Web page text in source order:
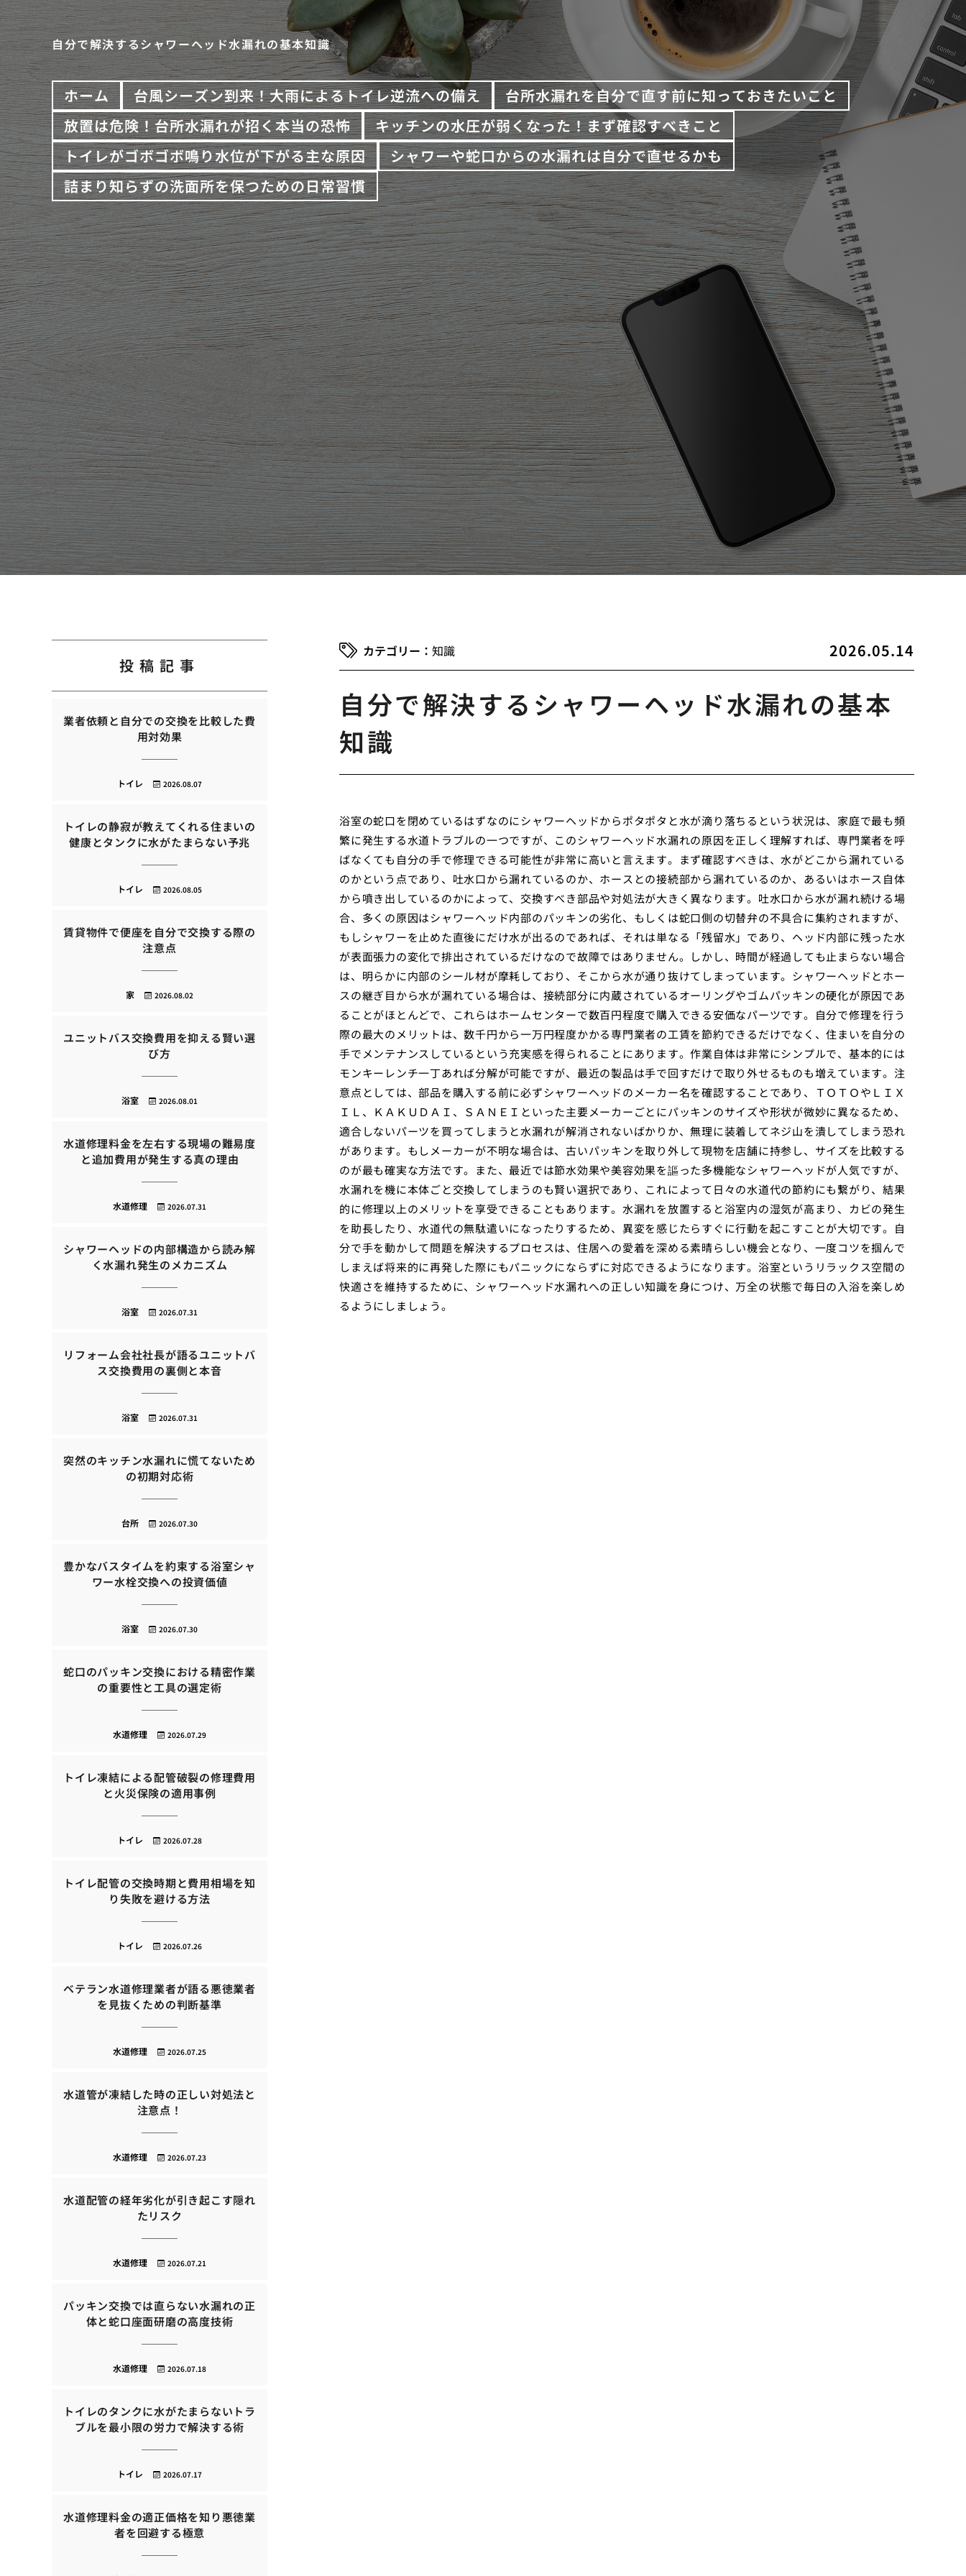
自分で解決するシャワーヘッド水漏れの基本知識
ホーム 台風シーズン到来！大雨によるトイレ逆流への備え
台所水漏れを自分で直す前に知っておきたいこと
放置は危険！台所水漏れが招く本当の恐怖
キッチンの水圧が弱くなった！まず確認すべきこと
トイレがゴボゴボ鳴り水位が下がる主な原因
シャワーや蛇口からの水漏れは自分で直せるかも
詰まり知らずの洗面所を保つための日常習慣
2026.05.14
知識
自分で解決するシャワーヘッド水漏れの基本
知識
浴室の蛇口を閉めているはずなのにシャワーヘッドからポタポタと水が滴り落ちるという状況は、家庭で最も頻
繁に発生する水道トラブルの一つですが、このシャワーヘッド水漏れの原因を正しく理解すれば、専門業者を呼
ばなくても自分の手で修理できる可能性が非常に高いと言えます。まず確認すべきは、水がどこから漏れている
のかという点であり、吐水口から漏れているのか、ホースとの接続部から漏れているのか、あるいはホース自体
から噴き出しているのかによって、交換すべき部品や対処法が大きく異なります。吐水口から水が漏れ続ける場
合、多くの原因はシャワーヘッド内部のパッキンの劣化、もしくは蛇口側の切替弁の不具合に集約されますが、
もしシャワーを止めた直後にだけ水が出るのであれば、それは単なる「残留水」であり、ヘッド内部に残った水
が表面張力の変化で排出されているだけなので故障ではありません。しかし、時間が経過しても止まらない場合
は、明らかに内部のシール材が摩耗しており、そこから水が通り抜けてしまっています。シャワーヘッドとホー
スの継ぎ目から水が漏れている場合は、接続部分に内蔵されているオーリングやゴムパッキンの硬化が原因であ
ることがほとんどで、これらはホームセンターで数百円程度で購入できる安価なパーツです。自分で修理を行う
際の最大のメリットは、数千円から一万円程度かかる専門業者の工賃を節約できるだけでなく、住まいを自分の
手でメンテナンスしているという充実感を得られることにあります。作業自体は非常にシンプルで、基本的には
モンキーレンチ一丁あれば分解が可能ですが、最近の製品は手で回すだけで取り外せるものも増えています。注
意点としては、部品を購入する前に必ずシャワーヘッドのメーカー名を確認することであり、ＴＯＴＯやＬＩＸ
ＩＬ、ＫＡＫＵＤＡＩ、ＳＡＮＥＩといった主要メーカーごとにパッキンのサイズや形状が微妙に異なるため、
適合しないパーツを買ってしまうと水漏れが解消されないばかりか、無理に装着してネジ山を潰してしまう恐れ
があります。もしメーカーが不明な場合は、古いパッキンを取り外して現物を店舗に持参し、サイズを比較する
のが最も確実な方法です。また、最近では節水効果や美容効果を謳った多機能なシャワーヘッドが人気ですが、
水漏れを機に本体ごと交換してしまうのも賢い選択であり、これによって日々の水道代の節約にも繋がり、結果
的に修理以上のメリットを享受できることもあります。水漏れを放置すると浴室内の湿気が高まり、カビの発生
を助長したり、水道代の無駄遣いになったりするため、異変を感じたらすぐに行動を起こすことが大切です。自
分で手を動かして問題を解決するプロセスは、住居への愛着を深める素晴らしい機会となり、一度コツを掴んで
しまえば将来的に再発した際にもパニックにならずに対応できるようになります。浴室というリラックス空間の
快適さを維持するために、シャワーヘッド水漏れへの正しい知識を身につけ、万全の状態で毎日の入浴を楽しめ
るようにしましょう。
投稿記事
業者依頼と自分での交換を比較した費
用対効果
2026.08.07
トイレ
トイレの静寂が教えてくれる住まいの
健康とタンクに水がたまらない予兆
2026.08.05
トイレ
賃貸物件で便座を自分で交換する際の
注意点
2026.08.02
家
ユニットバス交換費用を抑える賢い選
び方
2026.08.01
浴室
水道修理料金を左右する現場の難易度
と追加費用が発生する真の理由
2026.07.31
水道修理
シャワーヘッドの内部構造から読み解
く水漏れ発生のメカニズム
2026.07.31
浴室
リフォーム会社社長が語るユニットバ
ス交換費用の裏側と本音
2026.07.31
浴室
突然のキッチン水漏れに慌てないため
の初期対応術
2026.07.30
台所
豊かなバスタイムを約束する浴室シャ
ワー水栓交換への投資価値
2026.07.30
浴室
蛇口のパッキン交換における精密作業
の重要性と工具の選定術
2026.07.29
水道修理
トイレ凍結による配管破裂の修理費用
と火災保険の適用事例
2026.07.28
トイレ
トイレ配管の交換時期と費用相場を知
り失敗を避ける方法
2026.07.26
トイレ
ベテラン水道修理業者が語る悪徳業者
を見抜くための判断基準
2026.07.25
水道修理
水道管が凍結した時の正しい対処法と
注意点！
2026.07.23
水道修理
水道配管の経年劣化が引き起こす隠れ
たリスク
2026.07.21
水道修理
パッキン交換では直らない水漏れの正
体と蛇口座面研磨の高度技術
2026.07.18
水道修理
トイレのタンクに水がたまらないトラ
ブルを最小限の労力で解決する術
2026.07.17
トイレ
水道修理料金の適正価格を知り悪徳業
者を回避する極意